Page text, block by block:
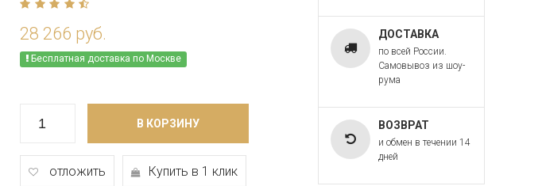
28 266 руб.
Бесплатная доставка по Москве
В КОРЗИНУ
отложить Купить в 1 клик
ДОСТАВКА
по всей России.
Самовывоз из шоу-
рума
ВОЗВРАТ
и обмен в течении 14
дней